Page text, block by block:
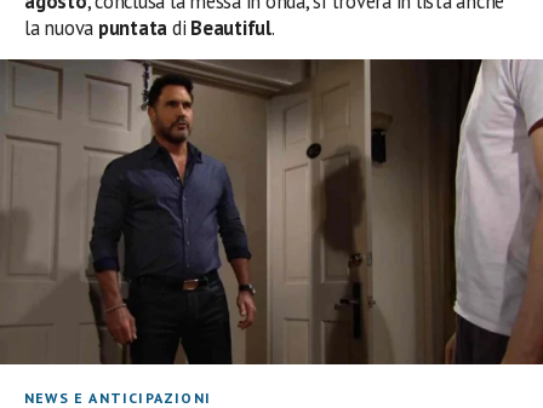
la nuova puntatadi Beautiful.
NEWS E ANTICIPAZIONI